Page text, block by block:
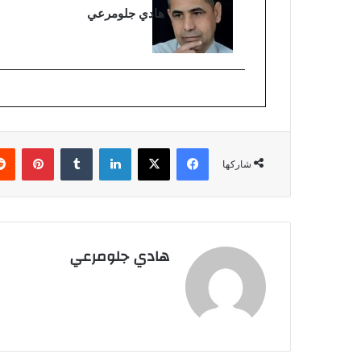
هادي جلومرعي
شاركها
فيسبوك ‫X لينكدإن
هادي جلومرعي